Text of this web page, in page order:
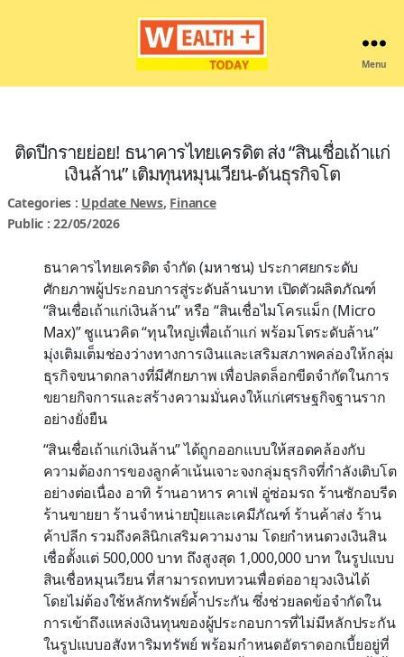
Menu
ติดปีกรายย่อย! ธนาคารไทยเครดิต ส่ง “สินเชื่อเถ้าแก่
เงินล้าน” เติมทุนหมุนเวียน-ดันธุรกิจโต
Categories : Update News, Finance
Public : 22/05/2026
ธนาคารไทยเครดิต จำกัด (มหาชน) ประกาศยกระดับ
ศักยภาพผู้ประกอบการสู่ระดับล้านบาท เปิดตัวผลิตภัณฑ์
“สินเชื่อเถ้าแก่เงินล้าน” หรือ “สินเชื่อไมโครแม็ก (Micro
Max)” ชูแนวคิด “ทุนใหญ่เพื่อเถ้าแก่ พร้อมโตระดับล้าน”
มุ่งเติมเต็มช่องว่างทางการเงินและเสริมสภาพคล่องให้กลุ่ม
ธุรกิจขนาดกลางที่มีศักยภาพ เพื่อปลดล็อกขีดจำกัดในการ
ขยายกิจการและสร้างความมั่นคงให้แก่เศรษฐกิจฐานราก
อย่างยั่งยืน
“สินเชื่อเถ้าแก่เงินล้าน” ได้ถูกออกแบบให้สอดคล้องกับ
ความต้องการของลูกค้าเน้นเจาะจงกลุ่มธุรกิจที่กำลังเติบโต
อย่างต่อเนื่อง อาทิ ร้านอาหาร คาเฟ่ อู่ซ่อมรถ ร้านซักอบรีด
ร้านขายยา ร้านจำหน่ายปุ๋ยและเคมีภัณฑ์ ร้านค้าส่ง ร้าน
ค้าปลีก รวมถึงคลินิกเสริมความงาม โดยกำหนดวงเงินสิน
เชื่อตั้งแต่ 500,000 บาท ถึงสูงสุด 1,000,000 บาท ในรูปแบบ
สินเชื่อหมุนเวียน ที่สามารถทบทวนเพื่อต่ออายุวงเงินได้
โดยไม่ต้องใช้หลักทรัพย์ค้ำประกัน ซึ่งช่วยลดข้อจำกัดใน
การเข้าถึงแหล่งเงินทุนของผู้ประกอบการที่ไม่มีหลักประกัน
ในรูปแบบอสังหาริมทรัพย์ พร้อมกำหนดอัตราดอกเบี้ยอยู่ที่